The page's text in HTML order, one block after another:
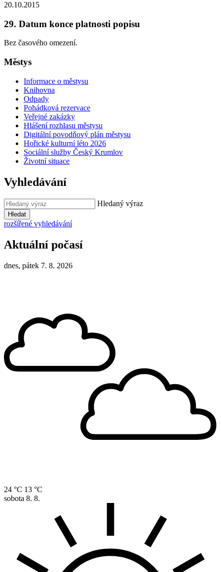
20.10.2015
29. Datum konce platnosti popisu
Bez časového omezení.
Městys
Informace o městysu
Knihovna
Odpady
Pohádková rezervace
Veřejné zakázky
Hlášení rozhlasu městysu
Digitální povodňový plán městysu
Hořické kulturní léto 2026
Sociální služby Český Krumlov
Životní situace
Vyhledávání
Hledaný výraz
Hledat
rozšířené vyhledávání
Aktuální počasí
dnes, pátek 7. 8. 2026
24 °C 13 °C
sobota 8. 8.